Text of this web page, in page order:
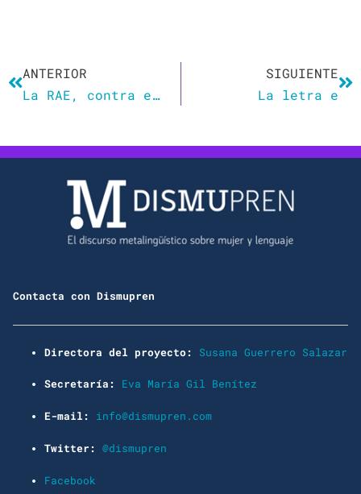
ANTERIOR
La RAE, contra el lenguaje inclusivo: la ‘e’ es «innecesaria» y «chicos» también las incluye a ellas
SIGUIENTE
La letra e
Contacta con Dismupren
Directora del proyecto: Susana Guerrero Salazar
Secretaría: Eva María Gil Benítez
E-mail: info@dismupren.com
Twitter: @dismupren
Facebook